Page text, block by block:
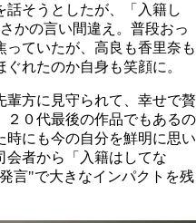
話そうとしたが、「入籍し
かの言い間違え。普段おっ
っていたが、高良も香里奈も
れたのか自身も笑顔に。
輩方に見守られて、幸せで贅
２０代最後の作品でもあるの
時にも今の自分を鮮明に思い
会者から「入籍はしてな
言"で大きなインパクトを残